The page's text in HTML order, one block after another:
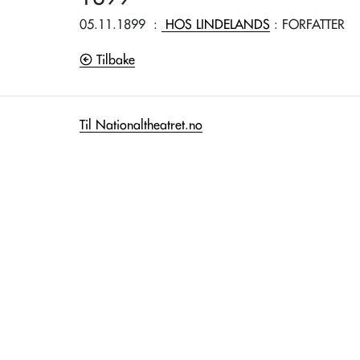
05.11.1899 : HOS LINDELANDS : FORFATTER
Tilbake
Til Nationaltheatret.no